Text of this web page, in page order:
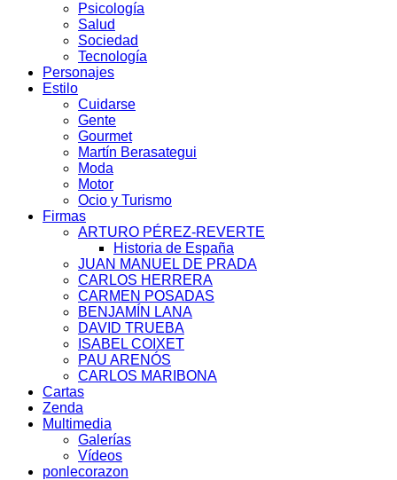
Psicología
Salud
Sociedad
Tecnología
Personajes
Estilo
Cuidarse
Gente
Gourmet
Martín Berasategui
Moda
Motor
Ocio y Turismo
Firmas
ARTURO PÉREZ-REVERTE
Historia de España
JUAN MANUEL DE PRADA
CARLOS HERRERA
CARMEN POSADAS
BENJAMÍN LANA
DAVID TRUEBA
ISABEL COIXET
PAU ARENÓS
CARLOS MARIBONA
Cartas
Zenda
Multimedia
Galerías
Vídeos
ponlecorazon